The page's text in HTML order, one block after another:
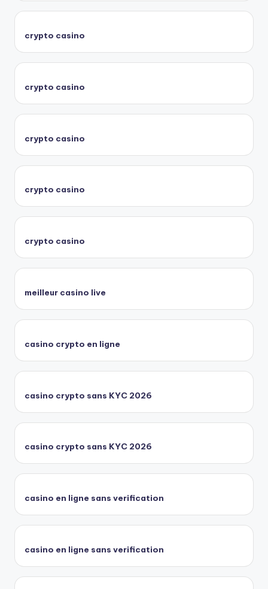
crypto casino
crypto casino
crypto casino
crypto casino
crypto casino
meilleur casino live
casino crypto en ligne
casino crypto sans KYC 2026
casino crypto sans KYC 2026
casino en ligne sans verification
casino en ligne sans verification